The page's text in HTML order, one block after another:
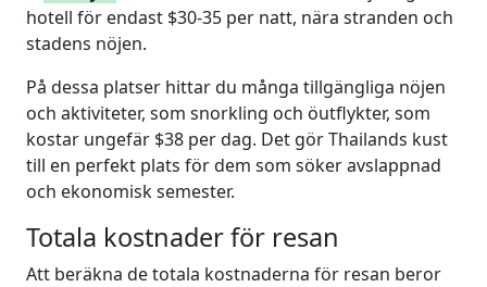
hotell för endast $30-35 per natt, nära stranden och
stadens nöjen.
På dessa platser hittar du många tillgängliga nöjen
och aktiviteter, som snorkling och öutflykter, som
kostar ungefär $38 per dag. Det gör Thailands kust
till en perfekt plats för dem som söker avslappnad
och ekonomisk semester.
Totala kostnader för resan
Att beräkna de totala kostnaderna för resan beror